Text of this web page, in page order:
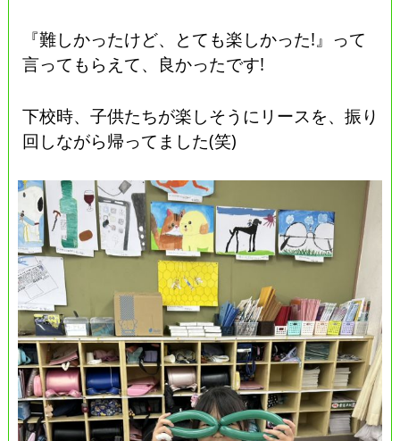
『難しかったけど、とても楽しかった!』って
言ってもらえて、良かったです!
下校時、子供たちが楽しそうにリースを、振り
回しながら帰ってました(笑)